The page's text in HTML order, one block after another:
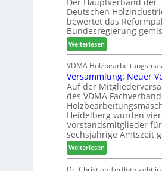
2
0
2
6
e
s
u
c
h
e
r
z
a
h
l
e
n
b
o
t
h
i
l
t
b
e
i
P
r
o
Deutschen
bewertet das
Bundesregierung
Weiterlesen:
H
D
H
f
o
r
d
e
r
t
N
VDMA
Versammlung: Neuer
Auf der
des VDMA
Heidelberg wurden
Vorstandsmitglieder
sechsjährige Amtszeit
Weiterlesen:
V
e